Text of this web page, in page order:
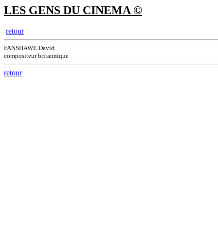
LES GENS DU CINEMA ©
retour
FANSHAWE David
compositeur britannique
retour